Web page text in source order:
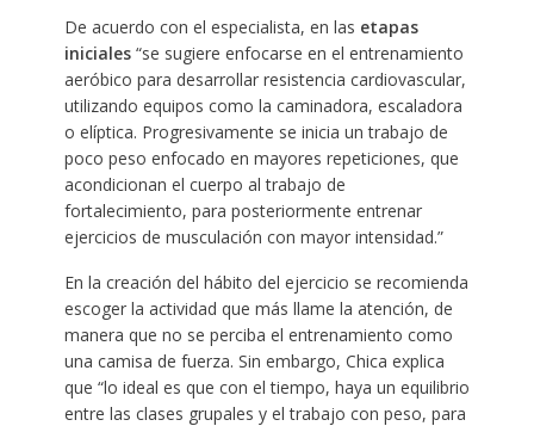
De acuerdo con el especialista, en las etapas
iniciales“se sugiere enfocarse en el entrenamiento
aeróbico para desarrollar resistencia cardiovascular,
utilizando equipos como la caminadora, escaladora
o elíptica. Progresivamente se inicia un trabajo de
poco peso enfocado en mayores repeticiones, que
acondicionan el cuerpo al trabajo de
fortalecimiento, para posteriormente entrenar
ejercicios de musculación con mayor intensidad.”
En la creación del hábito del ejercicio se recomienda
escoger la actividad que más llame la atención, de
manera que no se perciba el entrenamiento como
una camisa de fuerza. Sin embargo, Chica explica
que “lo ideal es que con el tiempo, haya un equilibrio
entre las clases grupales y el trabajo con peso, para